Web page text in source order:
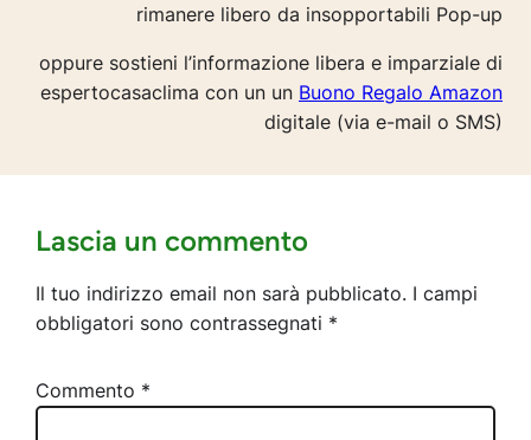
rimanere libero da insopportabili Pop-up
oppure sostieni l’informazione libera e imparziale di
espertocasaclima con un un Buono Regalo Amazon
digitale (via e-mail o SMS)
Lascia un commento
Il tuo indirizzo email non sarà pubblicato. I campi
obbligatori sono contrassegnati *
Commento *